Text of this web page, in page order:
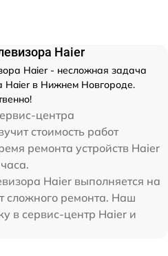
Haier
Haier - несложная задача
Haier в Нижнем Новгороде.
центра
стоимость работ
ремонта устройств Haier
Haier выполняется на
сложного ремонта. Наш
в сервис-центр Haier и